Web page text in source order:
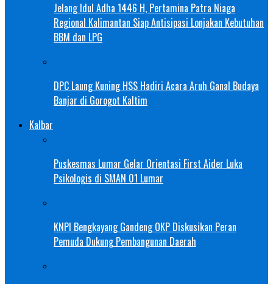
Jelang Idul Adha 1446 H, Pertamina Patra Niaga
Regional Kalimantan Siap Antisipasi Lonjakan Kebutuhan
BBM dan LPG
DPC Laung Kuning HSS Hadiri Acara Aruh Ganal Budaya
Banjar di Gorogot Kaltim
Kalbar
Puskesmas Lumar Gelar Orientasi First Aider Luka
Psikologis di SMAN 01 Lumar
KNPI Bengkayang Gandeng OKP Diskusikan Peran
Pemuda Dukung Pembangunan Daerah